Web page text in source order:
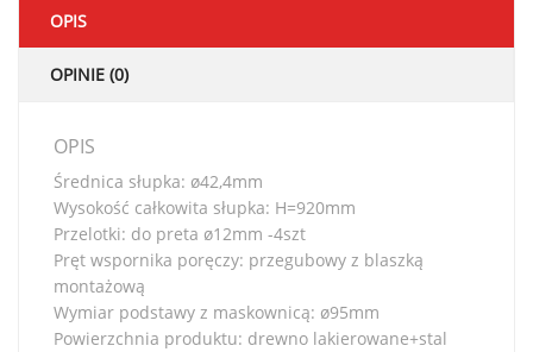
OPIS
OPINIE (0)
OPIS
Średnica słupka: ø42,4mm
Wysokość całkowita słupka: H=920mm
Przelotki: do preta ø12mm -4szt
Pręt wspornika poręczy: przegubowy z blaszką
montażową
Wymiar podstawy z maskownicą: ø95mm
Powierzchnia produktu: drewno lakierowane+stal